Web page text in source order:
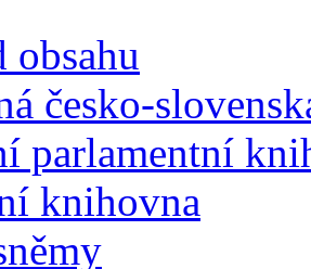
obsahu
česko-
parlamentní
knihovna